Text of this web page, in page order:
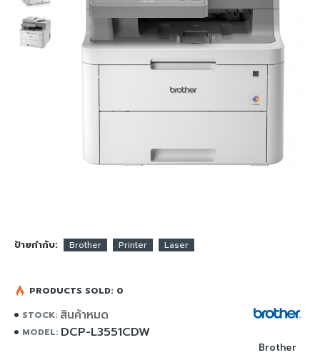
ป้ายกำกับ: Brother Printer Laser
STOCK: สินค้าหมด
MODEL: DCP-L3551CDW
Brother
PRODUCTS SOLD: 0